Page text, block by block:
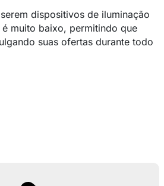
dispositivos de iluminação
é muito baixo, permitindo que
suas ofertas durante todo